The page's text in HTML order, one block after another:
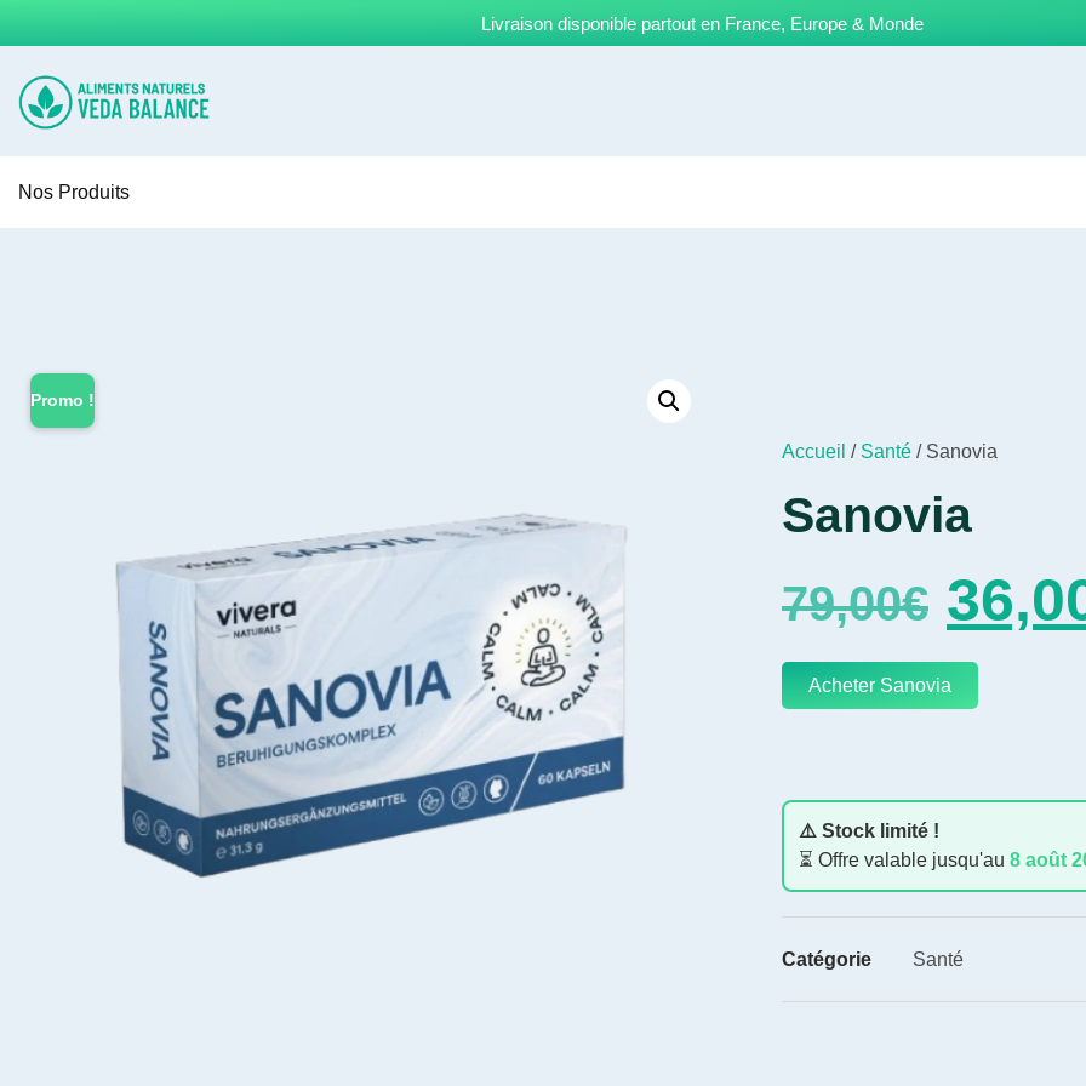
Livraison disponible partout en France, Europe & Monde
Nos Produits
Promo !
Accueil / Santé / Sanovia
Sanovia
79,00€
Acheter Sanovia
⚠️ Stock limité !
⏳ Offre valable jusqu'au 8 août
Catégorie Santé